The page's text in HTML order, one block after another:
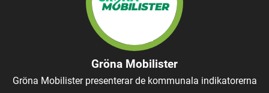
Gröna Mobilister
Gröna Mobilister presenterar de kommunala indikatorerna